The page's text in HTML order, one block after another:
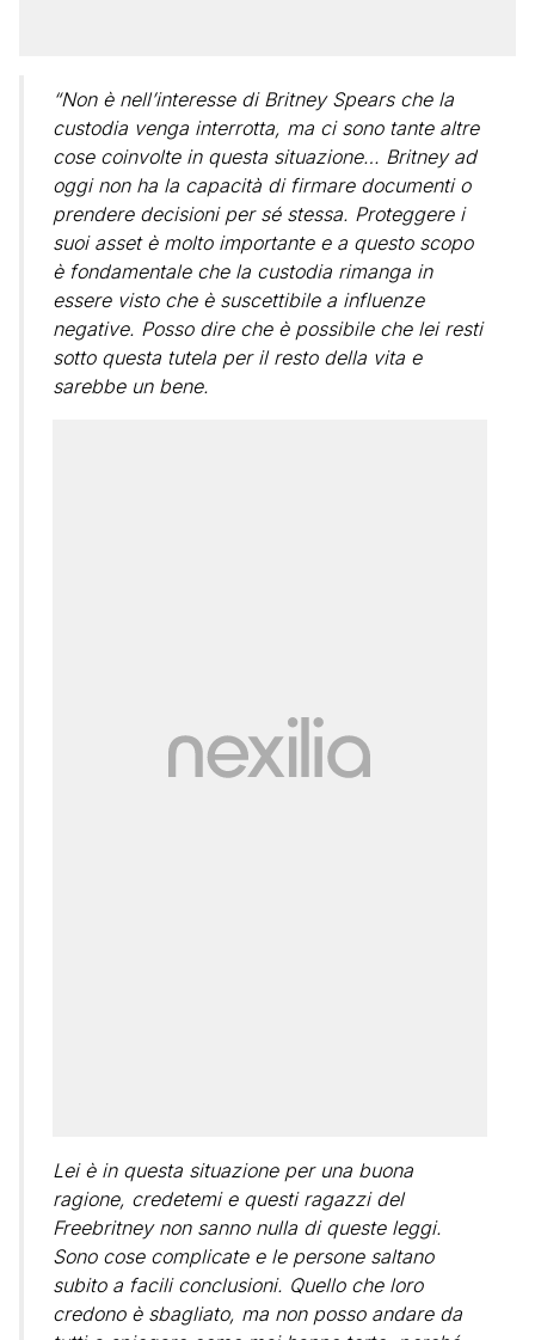
“Non è nell’interesse di Britney Spears che la
custodia venga interrotta, ma ci sono tante altre
cose coinvolte in questa situazione… Britney ad
oggi non ha la capacità di firmare documenti o
prendere decisioni per sé stessa. Proteggere i
suoi asset è molto importante e a questo scopo
è fondamentale che la custodia rimanga in
essere visto che è suscettibile a influenze
negative. Posso dire che è possibile che lei resti
sotto questa tutela per il resto della vita e
sarebbe un bene.
Lei è in questa situazione per una buona
ragione, credetemi e questi ragazzi del
Freebritney non sanno nulla di queste leggi.
Sono cose complicate e le persone saltano
subito a facili conclusioni. Quello che loro
credono è sbagliato, ma non posso andare da